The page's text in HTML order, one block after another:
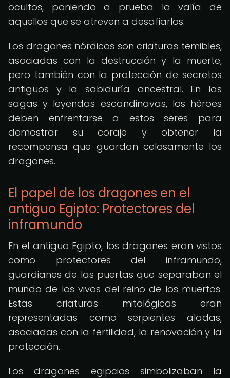
ocultos, poniendo a prueba la valía de
aquellos que se atreven a desafiarlos.
Los dragones nórdicos son criaturas temibles,
asociadas con la destrucción y la muerte,
pero también con la protección de secretos
antiguos y la sabiduría ancestral. En las
sagas y leyendas escandinavas, los héroes
deben enfrentarse a estos seres para
demostrar su coraje y obtener la
recompensa que guardan celosamente los
dragones.
El papel de los dragones en el
antiguo Egipto: Protectores del
inframundo
En el antiguo Egipto, los dragones eran vistos
como protectores del inframundo,
guardianes de las puertas que separaban el
mundo de los vivos del reino de los muertos.
Estas criaturas mitológicas eran
representadas como serpientes aladas,
asociadas con la fertilidad, la renovación y la
protección.
Los dragones egipcios simbolizaban la